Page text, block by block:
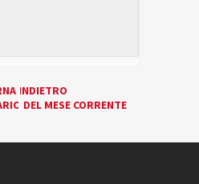
INDIETRO
DEL MESE CORRENTE